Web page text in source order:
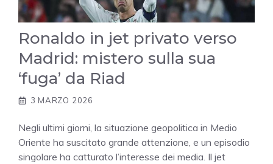
Ronaldo in jet privato verso
Madrid: mistero sulla sua
‘fuga’ da Riad
3 MARZO 2026
Negli ultimi giorni, la situazione geopolitica in Medio
Oriente ha suscitato grande attenzione, e un episodio
singolare ha catturato l’interesse dei media. Il jet